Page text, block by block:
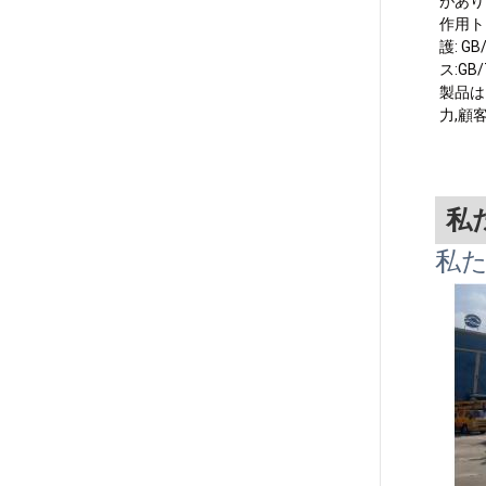
作用
護:
ス
製品
力,顧
私
私